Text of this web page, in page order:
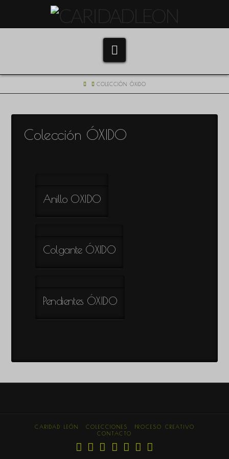
HOMECOLECCIÓN ÓXIDO
Colección ÓXIDO
Anillo OXIDO
Colgante ÓXIDO
Pendientes ÓXIDO
CARIDAD LEÓN COLECCIONES
PROCESO CREATIVO
CONTACTO